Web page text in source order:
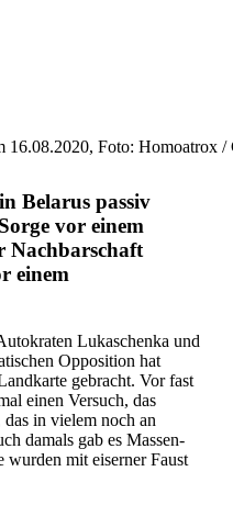
16.08.2020, Foto: Homoatrox
Belarus passiv
vor einem
Nachbar­schaft
einem
Lukaschenka und
Opposition hat
gebracht. Vor fast
einen Versuch, das
in vielem noch an
damals gab es Massen­
wurden mit eiserner Faust